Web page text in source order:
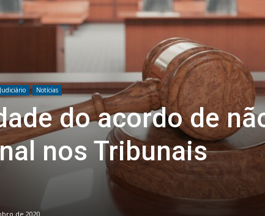
Judiciário Notícias
do acordo de
nos Tribunais
de 2020